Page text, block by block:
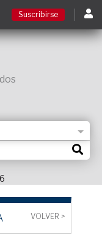
Suscribirse
VOLVER >